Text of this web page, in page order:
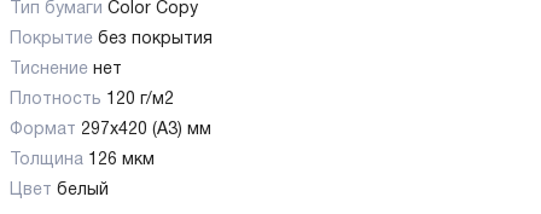
Тип бумаги Color Copy
Покрытие без покрытия
Тиснение нет
Плотность 120 г/м2
Формат 297x420 (А3) мм
Толщина 126 мкм
Цвет белый